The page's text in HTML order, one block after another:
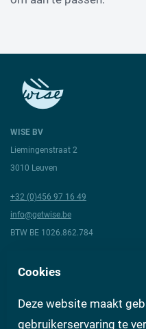
WISE BV
Liemingenstraat 2
3010 Leuven
+32 (0)456 97 16 49
info@getwise.be
BTW BE 1026.862.784
Over Wise Algemene voorwaarden
Cookies
Deze website maakt
gebruikerservaring te